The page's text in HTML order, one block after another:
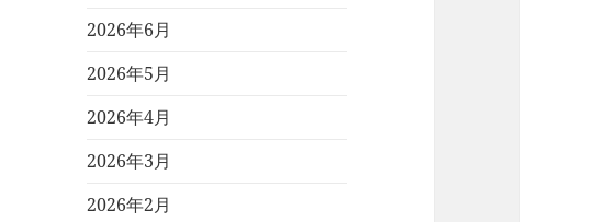
2026年6月
2026年5月
2026年4月
2026年3月
2026年2月